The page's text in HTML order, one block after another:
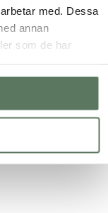
med. Dessa
annan
som de har
äventyr.
lättviktsjacka till
vandringen i stora